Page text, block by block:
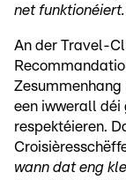
net
An der Travel-
een iwwerall déi
respektéieren.
wann dat eng